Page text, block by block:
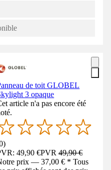
de toit GLOBEL
3 opaque
article n'a pas encore été
)
49,90 €PVR49,90 €
prix — 37,00 € * Tous